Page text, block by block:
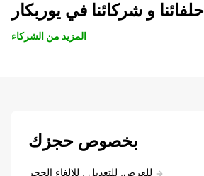
حلفائنا و شركائنا في يوربكار
المزيد من الشركاء
بخصوص حجزك
للعرض, للتعديل , للالغاء الحجز